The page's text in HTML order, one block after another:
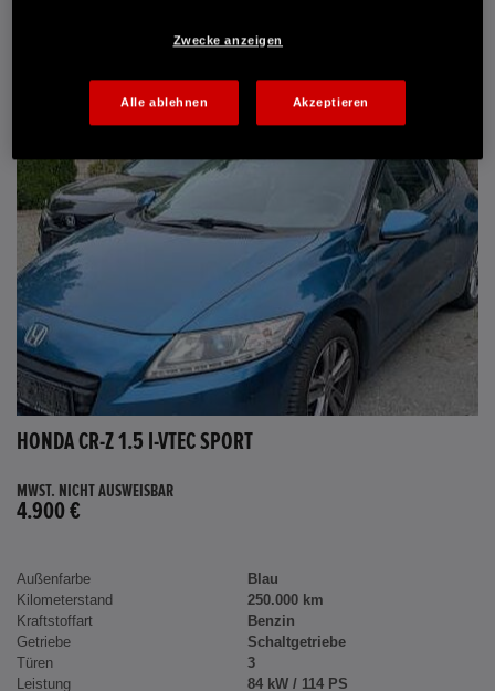
HONDA CR-Z 1.5 I-VTEC SPORT
MWST. NICHT AUSWEISBAR
4.900 €
Außenfarbe
Blau
Kilometerstand
250.000 km
Kraftstoffart
Benzin
Getriebe
Schaltgetriebe
Türen
3
Leistung
84 kW / 114 PS
Zwecke anzeigen
Alle ablehnen Akzeptieren